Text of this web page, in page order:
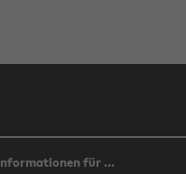
für ...